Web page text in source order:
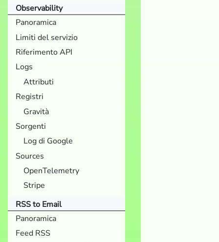
Observability
Panoramica
Limiti del servizio
Riferimento API
Logs
Attributi
Registri
Gravità
Sorgenti
Log di Google
Sources
OpenTelemetry
Stripe
RSS to Email
Panoramica
Feed RSS